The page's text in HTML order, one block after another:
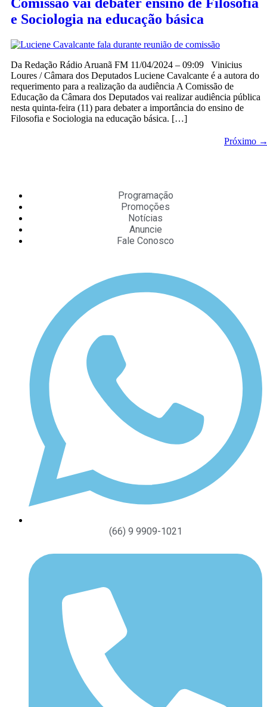
e Sociologia na educação básica
Da Redação Rádio Aruanã FM 11/04/2024 – 09:09 Vinicius
Loures / Câmara dos Deputados Luciene Cavalcante é a autora do
requerimento para a realização da audiência A Comissão de
Educação da Câmara dos Deputados vai realizar audiência pública
nesta quinta-feira (11) para debater a importância do ensino de
Filosofia e Sociologia na educação básica. […]
Próximo
Programação
Promoções
Notícias
Anuncie
Fale Conosco
(66) 9 9909-1021